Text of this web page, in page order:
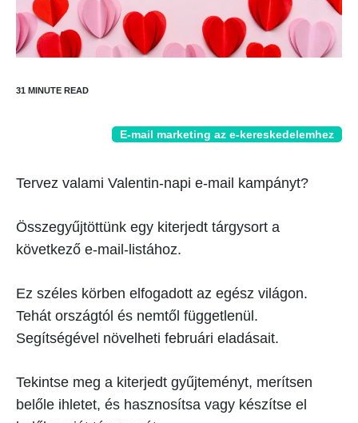
E-mail marketing az e-kereskedelemhez
Tervez valami Valentin-napi e-mail kampányt?
Összegyűjtöttünk egy kiterjedt tárgysort a
következő e-mail-listához.
Ez széles körben elfogadott az egész világon.
Tehát országtól és nemtől függetlenül.
Segítségével növelheti februári eladásait.
Tekintse meg a kiterjedt gyűjteményt, merítsen
belőle ihletet, és hasznosítsa vagy készítse el